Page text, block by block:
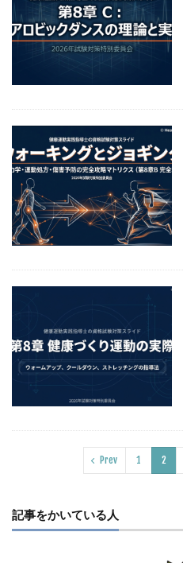
Prev 1 2
記事をかいている人